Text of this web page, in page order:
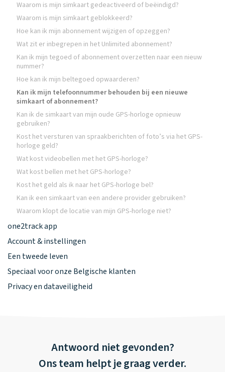
Waarom is mijn simkaart gedeactiveerd of beëindigd?
Waarom is mijn simkaart geblokkeerd?
Hoe kan ik mijn abonnement wijzigen of opzeggen?
Wat zit er inbegrepen in het Unlimited abonnement?
Kan ik mijn tegoed of abonnement overzetten naar een nieuw
nummer?
Hoe kan ik mijn beltegoed opwaarderen?
Kan ik mijn telefoonnummer behouden bij een nieuwe
simkaart of abonnement?
Kan ik de simkaart van mijn oude GPS-horloge opnieuw
gebruiken?
Kost het versturen van spraakberichten of foto’s via het GPS-
horloge geld?
Wat kost videobellen met het GPS-horloge?
Wat kost bellen met het GPS-horloge?
Kost het geld als ik naar het GPS-horloge bel?
Kan ik een simkaart van een andere provider gebruiken?
Waarom klopt de locatie van mijn GPS-horloge niet?
one2track app
Account & instellingen
Een tweede leven
Speciaal voor onze Belgische klanten
Privacy en dataveiligheid
Antwoord niet gevonden?
Ons team helpt je graag verder.